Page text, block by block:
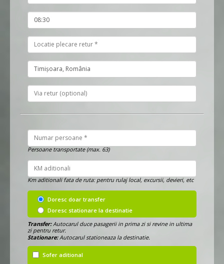
Persoane transportate (max. 63)
Km aditionali fata de ruta: pentru rulaj local, excursii, devieri, etc
Doresc doar transfer
Doresc stationare la destinatie
Transfer:Autocarul duce pasagerii in prima zi si revine in ultima
zi pentru retur.
Stationare:Autocarul stationeaza la destinatie.
Sofer aditional